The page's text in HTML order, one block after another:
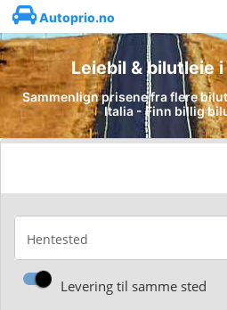
Autoprio.no
Leiebil & bilutleie
Sammenlign prisene fra flere
Italia - Finn billig
Hentested
Levering til samme sted